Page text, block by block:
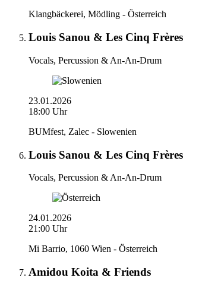
Klangbäckerei, Mödling - Österreich
Louis Sanou & Les Cinq Frères
Vocals, Percussion & An-An-Drum
23.01.2026
18:00 Uhr
BUMfest, Zalec - Slowenien
Louis Sanou & Les Cinq Frères
Vocals, Percussion & An-An-Drum
24.01.2026
21:00 Uhr
Mi Barrio, 1060 Wien - Österreich
Amidou Koita & Friends